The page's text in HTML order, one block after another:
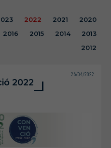
2022 2021
2020
2016 2015 2014
2013
2012
2022
26/04/2022